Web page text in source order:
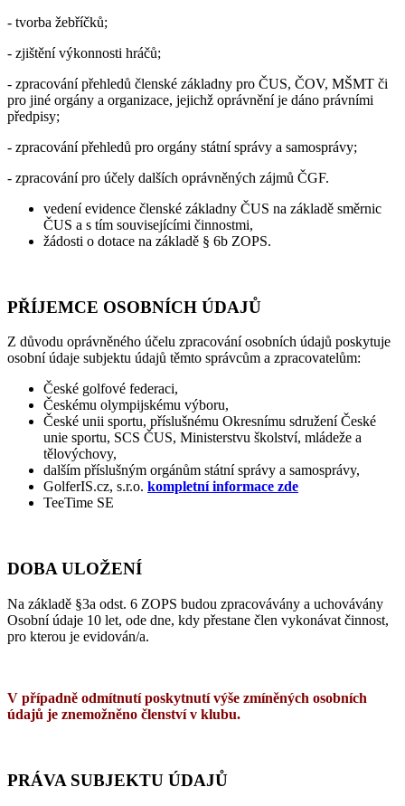
- tvorba žebříčků;
- zjištění výkonnosti hráčů;
- zpracování přehledů členské základny pro ČUS, ČOV, MŠMT či
pro jiné orgány a organizace, jejichž oprávnění je dáno právními
předpisy;
- zpracování přehledů pro orgány státní správy a samosprávy;
- zpracování pro účely dalších oprávněných zájmů ČGF.
vedení evidence členské základny ČUS na základě směrnic
ČUS a s tím souvisejícími činnostmi,
žádosti o dotace na základě § 6b ZOPS.
PŘÍJEMCE OSOBNÍCH ÚDAJŮ
Z důvodu oprávněného účelu zpracování osobních údajů poskytuje
osobní údaje subjektu údajů těmto správcům a zpracovatelům:
České golfové federaci,
Českému olympijskému výboru,
České unii sportu, příslušnému Okresnímu sdružení České
unie sportu, SCS ČUS, Ministerstvu školství, mládeže a
tělovýchovy,
dalším příslušným orgánům státní správy a samosprávy,
GolferIS.cz, s.r.o. kompletní informace zde
TeeTime SE
DOBA ULOŽENÍ
Na základě §3a odst. 6 ZOPS budou zpracovávány a uchovávány
Osobní údaje 10 let, ode dne, kdy přestane člen vykonávat činnost,
pro kterou je evidován/a.
V případně odmítnutí poskytnutí výše zmíněných osobních
údajů je znemožněno členství v klubu.
PRÁVA SUBJEKTU ÚDAJŮ